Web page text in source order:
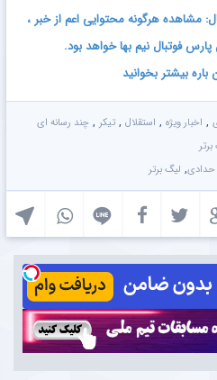
مشاهده هرگونه محتوایی اعم از خبر ،
فوتبال نیم بها خواهد بود.
باره بیشتر بخوانید
, اخبار ویژه , استقلال , تیکر , چند رسانه ای
, لیگ برتر